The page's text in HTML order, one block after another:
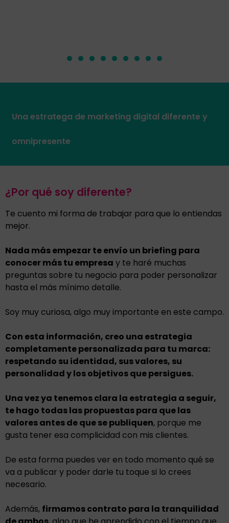
Una estratega de marketing digital diferente y
omnipresente
¿Por qué soy diferente?
Te cuento mi forma de trabajar para que lo entiendas
mejor.
Nada más empezar te envío un briefing para
conocer más tu empresa y te haré muchas
preguntas sobre tu negocio para poder personalizar
hasta el más mínimo detalle.
Soy muy curiosa, algo muy importante en este campo.
Con esta información, creo una estrategia
completamente personalizada para tu marca:
respetando su identidad, sus valores, su
personalidad y los objetivos que persigues.
Una vez ya tenemos clara la estrategia a seguir,
te hago todas las propuestas para que las
valores antes de que se publiquen, porque me
gusta tener esa complicidad con mis clientes.
De esta forma puedes ver en todo momento qué se
va a publicar y poder darle tu toque si lo crees
necesario.
Además, firmamos contrato para la tranquilidad